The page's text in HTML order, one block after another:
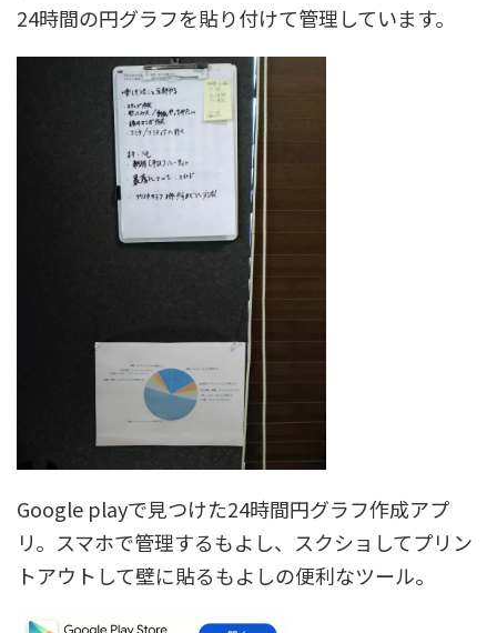
24時間の円グラフを貼り付けて管理しています。
Google playで見つけた24時間円グラフ作成アプ
リ。スマホで管理するもよし、スクショしてプリン
トアウトして壁に貼るもよしの便利なツール。